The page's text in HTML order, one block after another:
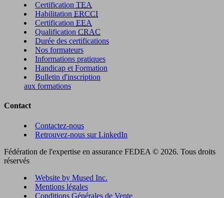
Certification TEA
Habilitation ERCCI
Certification EEA
Qualification CRAC
Durée des certifications
Nos formateurs
Informations pratiques
Handicap et Formation
Bulletin d'inscription
aux formations
Contact
Contactez-nous
Retrouvez-nous sur LinkedIn
Fédération de l'expertise en assurance FEDEA © 2026. Tous droits
réservés
Website by Mused Inc.
Mentions légales
Conditions Générales de Vente